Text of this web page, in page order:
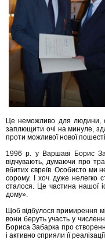
Це неможливо для людини,
заплющити очі на минуле,
проти можливої нової
1996 р. у Варшаві Борис
відчувають, думаючи про
вбитих євреїв. Особисто ми
сорому. І хоч дуже нелегко
сталося. Це частина нашої
дому».
Щоб відбулося примирення
вони беруть участь у
Бориса Забарка про
і активно сприяли її